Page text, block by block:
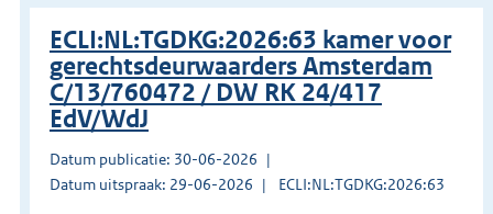
ECLI:NL:TGDKG:2026:63 kamer voor
gerechtsdeurwaarders Amsterdam
C/13/760472 / DW RK 24/417
EdV/WdJ
Datum publicatie: 30-06-2026
Datum uitspraak: 29-06-2026
ECLI:NL:TGDKG:2026:63